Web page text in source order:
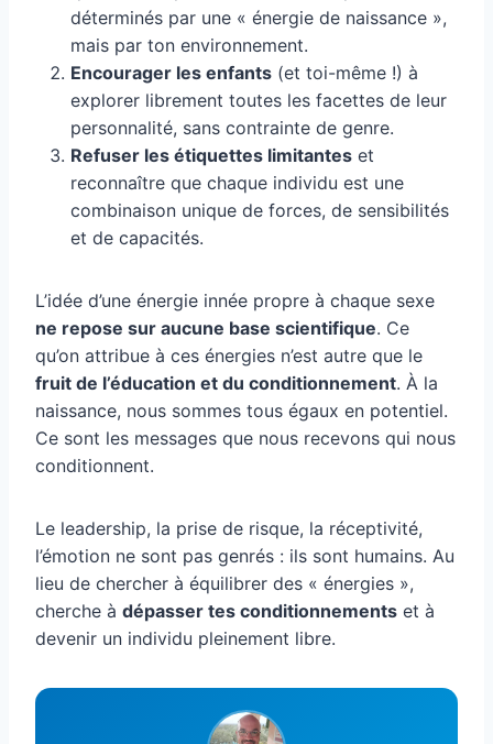
déterminés par une « énergie de naissance »,
mais par ton environnement.
Encourager les enfants (et toi-même !) à
explorer librement toutes les facettes de leur
personnalité, sans contrainte de genre.
Refuser les étiquettes limitantes et
reconnaître que chaque individu est une
combinaison unique de forces, de sensibilités
et de capacités.
L’idée d’une énergie innée propre à chaque sexe
ne repose sur aucune base scientifique. Ce
qu’on attribue à ces énergies n’est autre que le
fruit de l’éducation et du conditionnement. À la
naissance, nous sommes tous égaux en potentiel.
Ce sont les messages que nous recevons qui nous
conditionnent.
Le leadership, la prise de risque, la réceptivité,
l’émotion ne sont pas genrés : ils sont humains. Au
lieu de chercher à équilibrer des « énergies »,
cherche à dépasser tes conditionnements et à
devenir un individu pleinement libre.